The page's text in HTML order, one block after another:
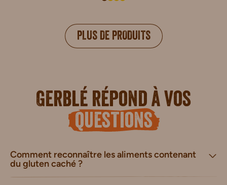
PLUS DE PRODUITS
Gerblé répond à vos
questions
Comment reconnaître les aliments contenant
du gluten caché ?